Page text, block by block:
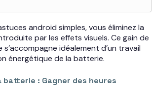
android simples, vous éliminez la
par les effets visuels. Ce gain de
idéalement d’un travail
énergétique de la batterie.
batterie : Gagner des heures